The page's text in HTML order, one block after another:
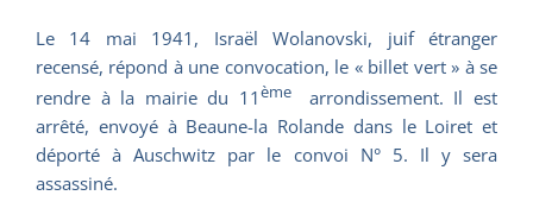
Le 14 mai 1941, Israël Wolanovski, juif étranger
recensé, répond à une convocation, le « billet vert » à se
rendre à la mairie du 11ème arrondissement. Il est
arrêté, envoyé à Beaune-la Rolande dans le Loiret et
déporté à Auschwitz par le convoi N° 5. Il y sera
assassiné.